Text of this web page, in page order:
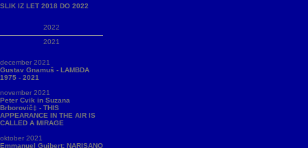
SLIK IZ LET 2018 DO 2022
2022
2021
december 2021
Gustav Gnamuš - LAMBDA
1975 - 2021
november 2021
Peter Cvik in Suzana
Brborovič‡ - THIS
APPEARANCE IN THE AIR IS
CALLED A MIRAGE
oktober 2021
Emmanuel Guibert: NARISANO